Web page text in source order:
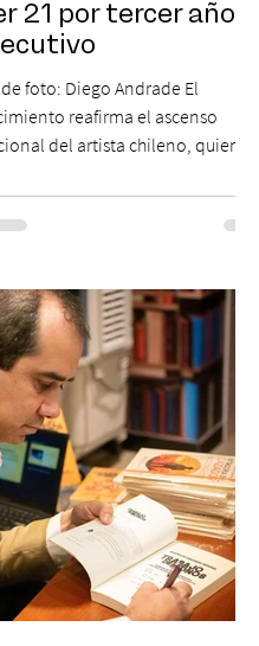
21 por tercer año
foto: Diego Andrade El
reafirma el ascenso
del artista chileno, quien
global. MIAMI, FL (3 de agosto
— FloyyMenor ha sido
por tercer año consecutivo,
parte una vez más de la
anual de la publicación que
los artistas menores de 21 años
de la industria musical.
reaf